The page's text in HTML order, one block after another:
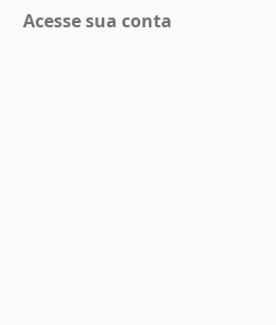
Acesse sua conta